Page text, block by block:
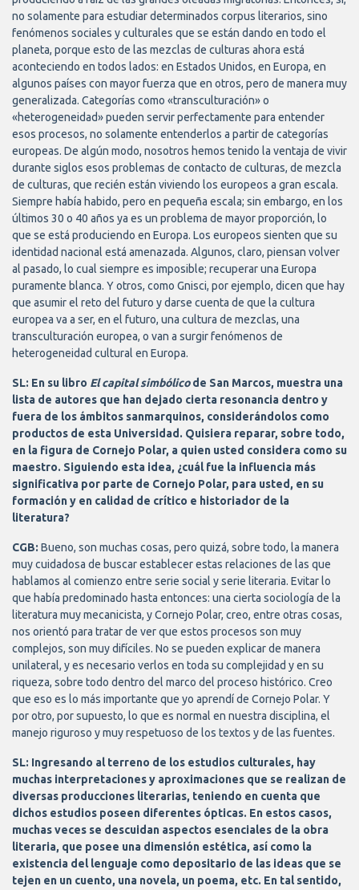
no solamente para estudiar determinados corpus literarios, sino
fenómenos sociales y culturales que se están dando en todo el
planeta, porque esto de las mezclas de culturas ahora está
aconteciendo en todos lados: en Estados Unidos, en Europa, en
algunos países con mayor fuerza que en otros, pero de manera muy
generalizada. Categorías como «transculturación» o
«heterogeneidad» pueden servir perfectamente para entender
esos procesos, no solamente entenderlos a partir de categorías
europeas. De algún modo, nosotros hemos tenido la ventaja de vivir
durante siglos esos problemas de contacto de culturas, de mezcla
de culturas, que recién están viviendo los europeos a gran escala.
Siempre había habido, pero en pequeña escala; sin embargo, en los
últimos 30 o 40 años ya es un problema de mayor proporción, lo
que se está produciendo en Europa. Los europeos sienten que su
identidad nacional está amenazada. Algunos, claro, piensan volver
al pasado, lo cual siempre es imposible; recuperar una Europa
puramente blanca. Y otros, como Gnisci, por ejemplo, dicen que hay
que asumir el reto del futuro y darse cuenta de que la cultura
europea va a ser, en el futuro, una cultura de mezclas, una
transculturación europea, o van a surgir fenómenos de
heterogeneidad cultural en Europa.
SL: En su libro El capital simbólicode San Marcos, muestra una
lista de autores que han dejado cierta resonancia dentro y
fuera de los ámbitos sanmarquinos, considerándolos como
productos de esta Universidad. Quisiera reparar, sobre todo,
en la figura de Cornejo Polar, a quien usted considera como su
maestro. Siguiendo esta idea, ¿cuál fue la influencia más
significativa por parte de Cornejo Polar, para usted, en su
formación y en calidad de crítico e historiador de la
literatura?
CGB: Bueno, son muchas cosas, pero quizá, sobre todo, la manera
muy cuidadosa de buscar establecer estas relaciones de las que
hablamos al comienzo entre serie social y serie literaria. Evitar lo
que había predominado hasta entonces: una cierta sociología de la
literatura muy mecanicista, y Cornejo Polar, creo, entre otras cosas,
nos orientó para tratar de ver que estos procesos son muy
complejos, son muy difíciles. No se pueden explicar de manera
unilateral, y es necesario verlos en toda su complejidad y en su
riqueza, sobre todo dentro del marco del proceso histórico. Creo
que eso es lo más importante que yo aprendí de Cornejo Polar. Y
por otro, por supuesto, lo que es normal en nuestra disciplina, el
manejo riguroso y muy respetuoso de los textos y de las fuentes.
SL: Ingresando al terreno de los estudios culturales, hay
muchas interpretaciones y aproximaciones que se realizan de
diversas producciones literarias, teniendo en cuenta que
dichos estudios poseen diferentes ópticas. En estos casos,
muchas veces se descuidan aspectos esenciales de la obra
literaria, que posee una dimensión estética, así como la
existencia del lenguaje como depositario de las ideas que se
tejen en un cuento, una novela, un poema, etc. En tal sentido,